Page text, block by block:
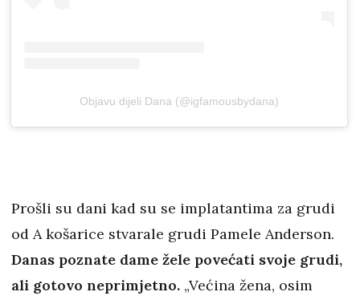
Objavu dijeli Dana (@igfamousbydana)
Prošli su dani kad su se implatantima za grudi
od A košarice stvarale grudi Pamele Anderson.
Danas poznate dame žele povećati svoje grudi,
ali gotovo neprimjetno. „Većina žena, osim